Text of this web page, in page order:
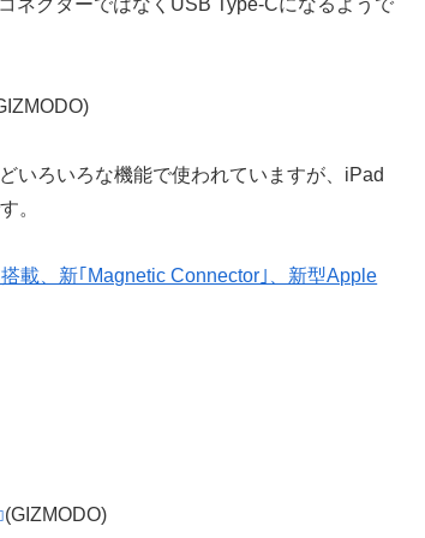
ネクターではなくUSB Type-Cになるようで
いろいろな機能で使われていますが、iPad
。
載、新｢Magnetic Connector｣、新型Apple
(GIZMODO)